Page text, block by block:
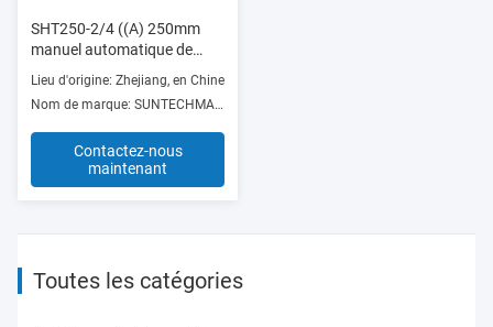
SHT250-2/4 ((A) 250mm
manuel automatique de
fusion de poly but
hydraulique en plastique PE
tuyau à chaud
Lieu d'origine: Zhejiang, en Chine
Nom de marque: SUNTECHMACH
Contactez-nous
maintenant
Toutes les catégories